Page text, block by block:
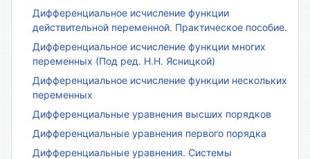
Дифференциальное исчисление функции
действительной переменной. Практическое пособие.
Дифференциальное исчисление функции многих
переменных (Под ред. Н.Н. Ясницкой)
Дифференциальное исчисление функции нескольких
переменных
Дифференциальные уравнения высших порядков
Дифференциальные уравнения первого порядка
Дифференциальные уравнения. Системы